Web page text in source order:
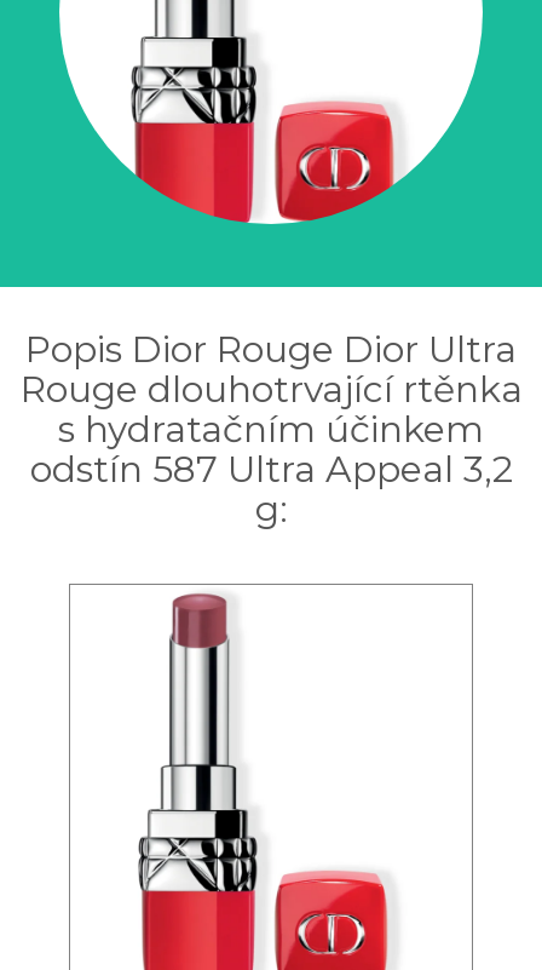
Popis Dior Rouge Dior Ultra
Rouge dlouhotrvající rtěnka
s hydratačním účinkem
odstín 587 Ultra Appeal 3,2
g: